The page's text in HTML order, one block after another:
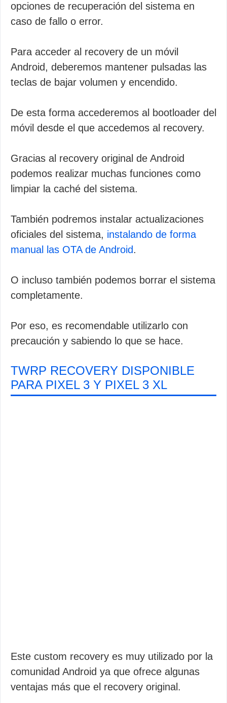
opciones de recuperación del sistema en
caso de fallo o error.
Para acceder al recovery de un móvil
Android, deberemos mantener pulsadas las
teclas de bajar volumen y encendido.
De esta forma accederemos al bootloader del
móvil desde el que accedemos al recovery.
Gracias al recovery original de Android
podemos realizar muchas funciones como
limpiar la caché del sistema.
También podremos instalar actualizaciones
oficiales del sistema, instalando de forma
manual las OTA de Android.
O incluso también podemos borrar el sistema
completamente.
Por eso, es recomendable utilizarlo con
precaución y sabiendo lo que se hace.
TWRP RECOVERY DISPONIBLE
PARA PIXEL 3 Y PIXEL 3 XL
Este custom recovery es muy utilizado por la
comunidad Android ya que ofrece algunas
ventajas más que el recovery original.